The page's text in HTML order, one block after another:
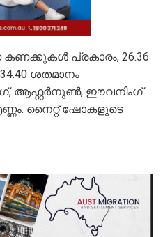
പ്രകാരം, 26.36
ശതമാനം
ആഫ്റ്റർനുൺ, ഈവനിംഗ്
നൈറ്റ് ഷോകളുടെ